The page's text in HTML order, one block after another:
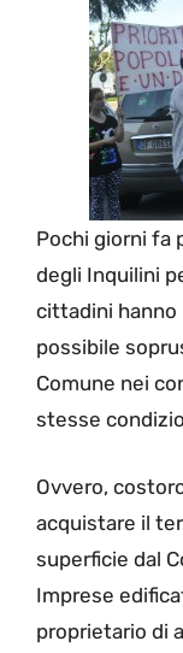
Pochi giorni fa
degli Inquilini
cittadini
possibile
Comune nei
stesse
Ovvero,
acquistare il
superficie dal
Imprese
proprietario di